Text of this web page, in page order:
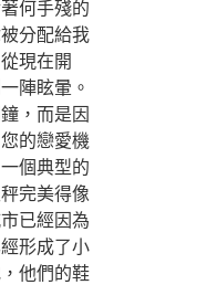
何手殘的
分配給我
現在開
陣眩暈。
，而是因
的戀愛機
個典型的
完美得像
已經因為
形成了小
他們的鞋